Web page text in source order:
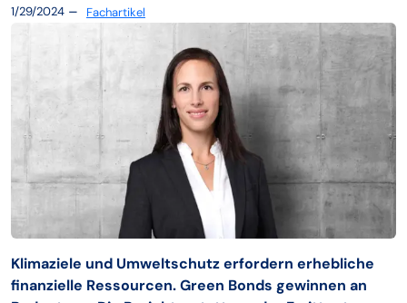
1/29/2024 – Fachartikel
Klimaziele und Umweltschutz erfordern erhebliche
finanzielle Ressourcen. Green Bonds gewinnen an